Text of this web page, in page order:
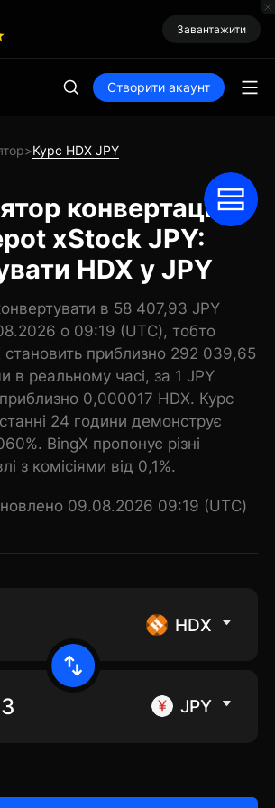
Завантажити
Створити акаунт
>Курс HDX JPY
конвертації
xStock JPY:
HDX у JPY
в 58 407,93 JPY
о 09:19 (UTC), тобто
становить приблизно 292 039,65
в реальному часі, за 1 JPY
0,000017 HDX. Курс
24 години демонструє
BingX пропонує різні
з комісіями від 0,1%.
09.08.2026 09:19 (UTC)
HDX
JPY